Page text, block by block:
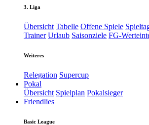
3. Liga
Übersicht Tabelle Offene Spiele
Trainer Urlaub Saisonziele FG-
Weiteres
Relegation Supercup
Pokal
Übersicht Spielplan Pokalsieger
Friendlies
Basic League